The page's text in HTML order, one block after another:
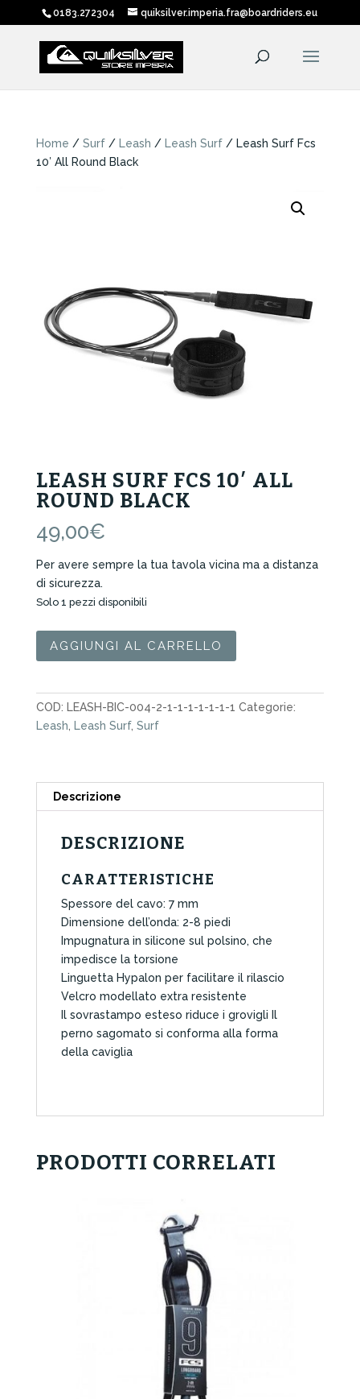
0183.272304 quiksilver.imperia.fra@boardriders.eu
Home / Surf/ Leash / Leash Surf/ Leash Surf Fcs
10′ All Round Black
LEASH SURF FCS 10′ ALL
ROUND BLACK
49,00€
Per avere sempre la tua tavola vicina ma a distanza
di sicurezza.
Solo 1 pezzi disponibili
Leash
Surf
10'
All
Round
AGGIUNGI AL CARRELLO
COD: LEASH-BIC-004-2-1-1-1-1-1-1-1 Categorie:
Leash, Leash Surf, Surf
Descrizione
DESCRIZIONE
CARATTERISTICHE
Spessore del cavo: 7 mm
Dimensione dell’onda: 2-8 piedi
Impugnatura in silicone sul polsino, che
impedisce la torsione
Linguetta Hypalon per facilitare il rilascio
Velcro modellato extra resistente
Il sovrastampo esteso riduce i grovigli Il
perno sagomato si conforma alla forma
della caviglia
PRODOTTI CORRELATI